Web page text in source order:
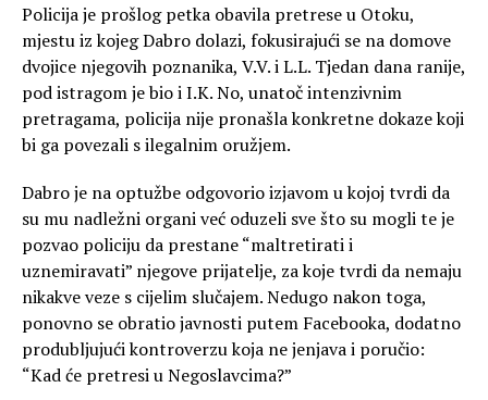
Policija je prošlog petka obavila pretrese u Otoku,
mjestu iz kojeg Dabro dolazi, fokusirajući se na domove
dvojice njegovih poznanika, V.V. i L.L. Tjedan dana ranije,
pod istragom je bio i I.K. No, unatoč intenzivnim
pretragama, policija nije pronašla konkretne dokaze koji
bi ga povezali s ilegalnim oružjem.
Dabro je na optužbe odgovorio izjavom u kojoj tvrdi da
su mu nadležni organi već oduzeli sve što su mogli te je
pozvao policiju da prestane “maltretirati i
uznemiravati” njegove prijatelje, za koje tvrdi da nemaju
nikakve veze s cijelim slučajem. Nedugo nakon toga,
ponovno se obratio javnosti putem Facebooka, dodatno
produbljujući kontroverzu koja ne jenjava i poručio:
“Kad će pretresi u Negoslavcima?”